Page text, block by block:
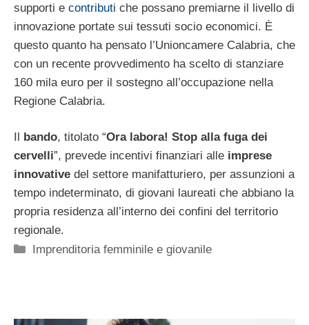
supporti e contributi che possano premiarne il livello di
innovazione portate sui tessuti socio economici. È
questo quanto ha pensato l’Unioncamere Calabria, che
con un recente provvedimento ha scelto di stanziare
160 mila euro per il sostegno all’occupazione nella
Regione Calabria.
Il bando, titolato “Ora labora! Stop alla fuga dei
cervelli”, prevede incentivi finanziari alle imprese
innovative del settore manifatturiero, per assunzioni a
tempo indeterminato, di giovani laureati che abbiano la
propria residenza all’interno dei confini del territorio
regionale.
Categorie
Imprenditoria femminile e giovanile